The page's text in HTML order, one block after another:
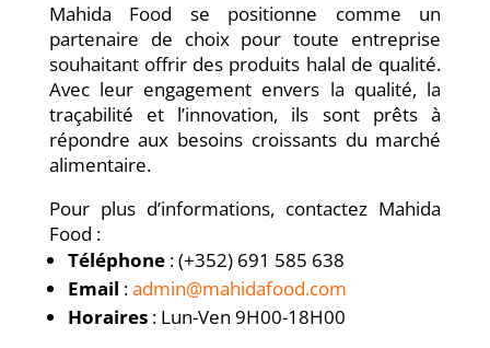
Mahida Food se positionne comme un
partenaire de choix pour toute entreprise
souhaitant offrir des produits halal de qualité.
Avec leur engagement envers la qualité, la
traçabilité et l’innovation, ils sont prêts à
répondre aux besoins croissants du marché
alimentaire.
Pour plus d’informations, contactez Mahida
Food :
Téléphone: (+352) 691 585 638
Email :admin@mahidafood.com
Horaires: Lun-Ven 9H00-18H00